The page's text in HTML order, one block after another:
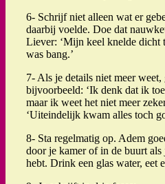
6- Schrijf niet alleen wat er
daarbij voelde. Doe dat
Liever: ‘Mijn keel knelde dicht
was bang.’
7- Als je details niet meer
bijvoorbeeld: ‘Ik denk dat ik
maar ik weet het niet meer
‘Uiteindelijk kwam alles toch
8- Sta regelmatig op. Adem
door je kamer of in de buurt als
hebt. Drink een glas water, eet